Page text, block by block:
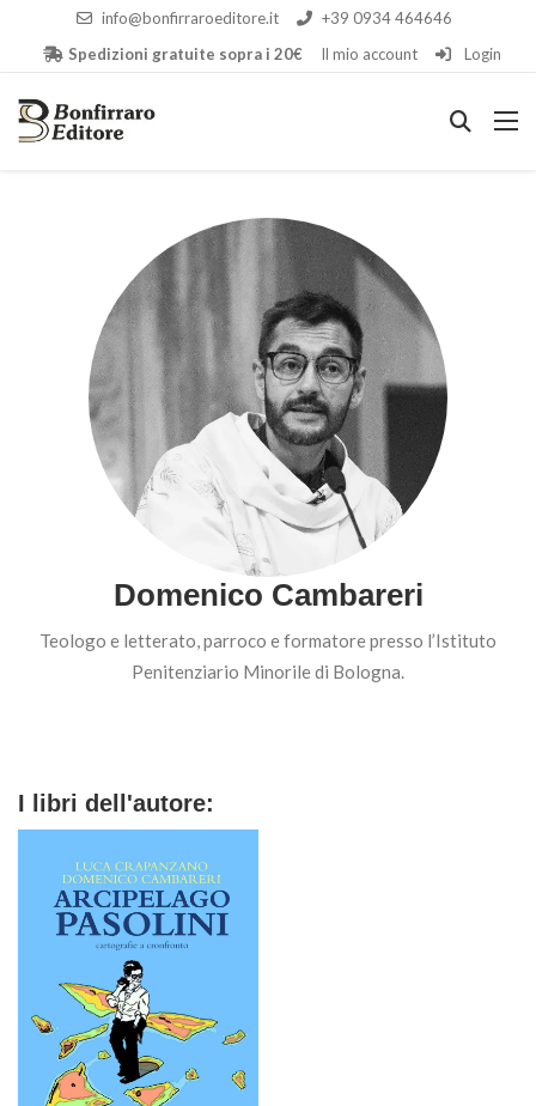
info@bonfirraroeditore.it
+39 0934 464646
Spedizioni gratuite sopra i 20€
Il mio account Login
Domenico Cambareri
Teologo e letterato, parroco e formatore presso l’Istituto
Penitenziario Minorile di Bologna.
I libri dell'autore: